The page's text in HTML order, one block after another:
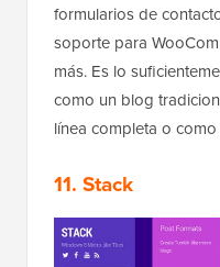
formularios de
soporte para
más. Es lo
como un blog
línea completa o como
11. Stack